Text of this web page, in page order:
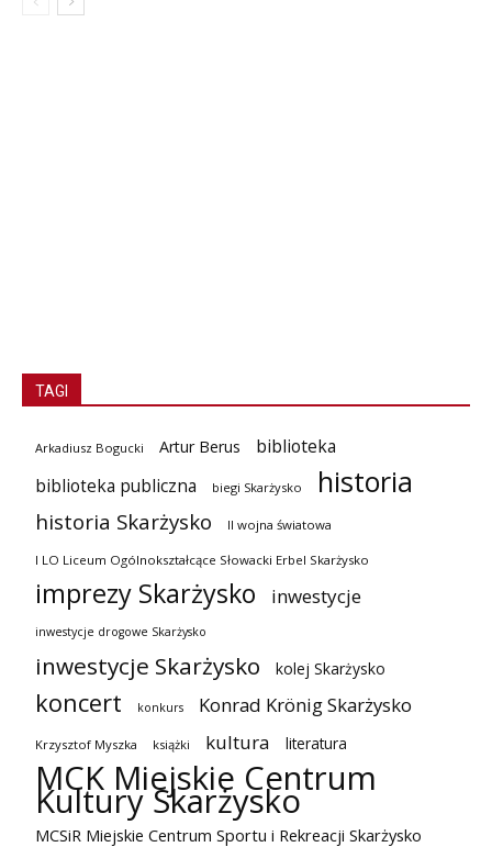
TAGI
Arkadiusz Bogucki Artur Berus
biblioteka
biblioteka publiczna
biegi Skarżysko historia
historia Skarżysko II wojna światowa
I LO Liceum Ogólnokształcące Słowacki Erbel Skarżysko
imprezy Skarżysko inwestycje
inwestycje drogowe Skarżysko
inwestycje Skarżysko kolej Skarżysko
koncert konkurs Konrad Krönig Skarżysko
Krzysztof Myszka książki kultura literatura
MCK Miejskie Centrum
Kultury Skarżysko
MCSiR Miejskie Centrum Sportu i Rekreacji Skarżysko